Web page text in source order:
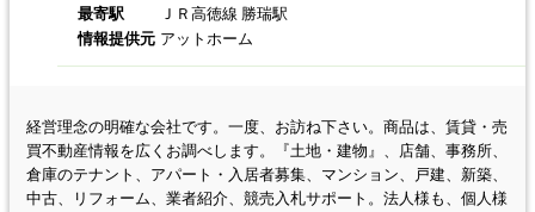
最寄駅
ＪＲ高徳線 勝瑞駅
情報提供元 アットホーム
経営理念の明確な会社です。一度、お訪ね下さい。商品は、賃貸・売
買不動産情報を広くお調べします。『土地・建物』、店舗、事務所、
倉庫のテナント、アパート・入居者募集、マンション、戸建、新築、
中古、リフォーム、業者紹介、競売入札サポート。法人様も、個人様